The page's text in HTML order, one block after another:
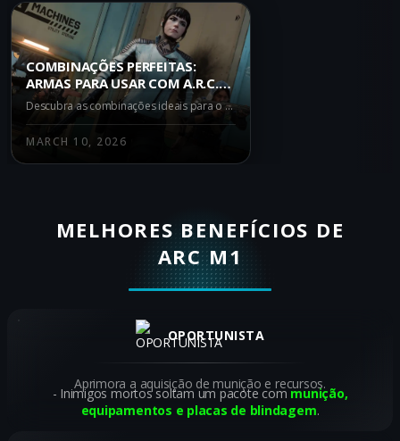
COMBINAÇÕES PERFEITAS:
ARMAS PARA USAR COM A.R.C.
M1 NO WARZONE IRON
GAUNTLET
Descubra as combinações ideais para o A.R.C. M1 no modo Warzone Iron Gauntlet. Conheça as melhores armas para potencializar seu desempenho: REV-46, Kogot-7 e Ryden 45K.
MARCH 10, 2026
MELHORES BENEFÍCIOS DE
ARC M1
OPORTUNISTA
Aprimora a aquisição de munição e recursos.
Inimigos mortos soltam um pacote communição,
equipamentos e placas de blindagem.